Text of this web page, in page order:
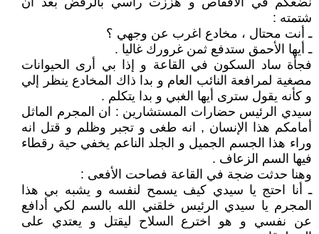
شتمته :
ـ أنت محتال ، مخادع اغرب عن وجهي ؟
ـ أيها الأحمق ستدفع ثمن غرورك غاليا .
فجأة ساد السكون في القاعة و إذا بي أرى الحيوانات
مصغية لمرافعة النائب العام و بدا ذاك المخادع ينظر إلي
و كأنه يقول سترى أيها الغبي و بدا يتكلم .
سيدي الرئيس حضارات المستشارين : ان المجرم الماثل
أمامكم هذا الإنسان , انه طغى و تجبر وظلم و قتل انه
وراء هذا الجسم الجميل و الجلد الناعم يخفي حية رقطاء
فيها السم الزعاف .
وهنا حدثت ضجة في القاعة فصاحت الأفعى :
ـ أنا احتج يا سيدي كيف يسمح لنفسه و يشبه بي هذا
المجرم يا سيدي الرئيس خلقني الله بالسم لكي أدافع
عن نفسي و هو اخترع السلاح ليقتل و يعتدي على